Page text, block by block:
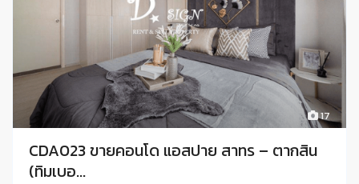
17
CDA023 ขายคอนโด แอสปาย สาทร – ตากสิน
(ทิมเบอ...